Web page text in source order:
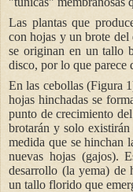
Las plantas que
con hojas y un brote del
se originan en un tallo
disco, por lo que parece
En las cebollas (Figura
hojas hinchadas se
punto de crecimiento
brotarán y solo
medida que se hinchan
nuevas hojas (gajos).
desarrollo (la yema) de
un tallo florido que